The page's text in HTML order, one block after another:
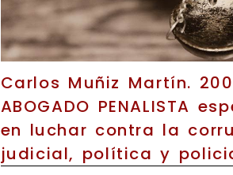
Carlos Muñiz Martín.
ABOGADO PENALISTA
en luchar contra la
judicial, política y